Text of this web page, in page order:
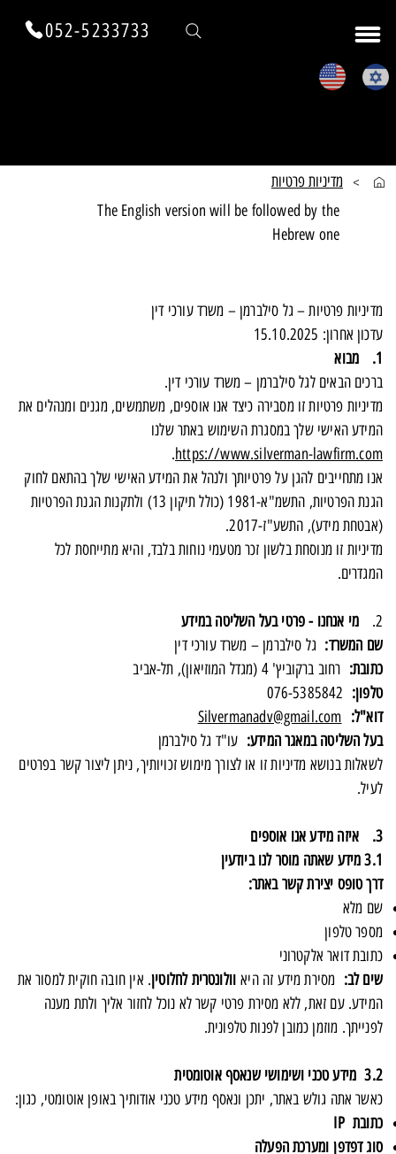
052-5233733
>
מדיניות פרטיות
The English version will be followed by the
Hebrew one
מדיניות פרטיות – גל סילברמן – משרד עורכי דין
עדכון אחרון: 15.10.2025
1. מבוא
ברכים הבאים לגל סילברמן – משרד עורכי דין.
מדיניות פרטיות זו מסבירה כיצד אנו אוספים, משתמשים, מגנים ומנהלים את
המידע האישי שלך במסגרת השימוש באתר שלנו
https://www.silverman-lawfirm.com
.
אנו מתחייבים להגן על פרטיותך ולנהל את המידע האישי שלך בהתאם לחוק
הגנת הפרטיות, התשמ"א-1981 (כולל תיקון 13) ולתקנות הגנת הפרטיות
(אבטחת מידע), התשע"ז-2017.
מדיניות זו מנוסחת בלשון זכר מטעמי נוחות בלבד, והיא מתייחסת לכל
המגדרים.
2.
מי אנחנו - פרטי בעל השליטה במידע
שם המשרד: גל סילברמן – משרד עורכי דין
כתובת: רחוב ברקוביץ' 4 (מגדל המוזיאון), תל-אביב
טלפון:
דוא"ל: Silvermanadv@gmail.com
בעל השליטה במאגר המידע: עו"ד גל סילברמן
לשאלות בנושא מדיניות זו או לצורך מימוש זכויותיך, ניתן ליצור קשר בפרטים
לעיל.
3.
איזה מידע אנו אוספים
3.1 מידע שאתה מוסר לנו ביודעין
דרך טופס יצירת קשר באתר:
שם מלא
מספר טלפון
כתובת דואר אלקטרוני
שים לב: מסירת מידע זה היא וולונטרית לחלוטין. אין חובה חוקית למסור את
המידע. עם זאת, ללא מסירת פרטי קשר לא נוכל לחזור אליך ולתת מענה
לפנייתך. מוזמן כמובן לפנות טלפונית.
3.2 מידע טכני ושימושי שנאסף אוטומטית
כאשר אתה גולש באתר, יתכן ונאסף מידע טכני אודותיך באופן אוטומטי, כגון:
כתובת IP
סוג דפדפן ומערכת הפעלה